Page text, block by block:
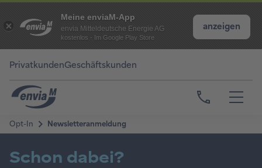
Meine enviaM-App
envia Mitteldeutsche Energie AG
kostenlos - Im Google Play Store
anzeigen
PrivatkundenGeschäftskunden